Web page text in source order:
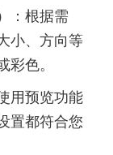
：根据需
小、方向等
色。
用预览功能
置都符合您